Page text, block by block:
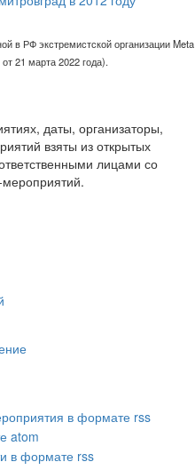
в РФ экстремистской организации Meta
21 марта 2022 года).
даты, организаторы,
взяты из открытых
лицами со